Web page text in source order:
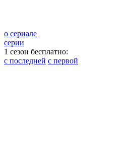
о сериале
серии
1 сезон бесплатно:
с последней с первой